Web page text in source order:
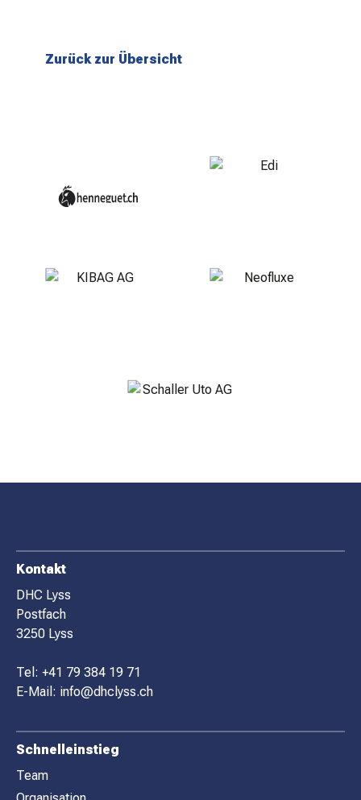
Zurück zur Übersicht
F
O
O
T
E
R
Kontakt
DHC Lyss
Postfach
3250 Lyss
Tel: +41 79 384 19 71
E-Mail: info@dhclyss.ch
Schnelleinstieg
Team